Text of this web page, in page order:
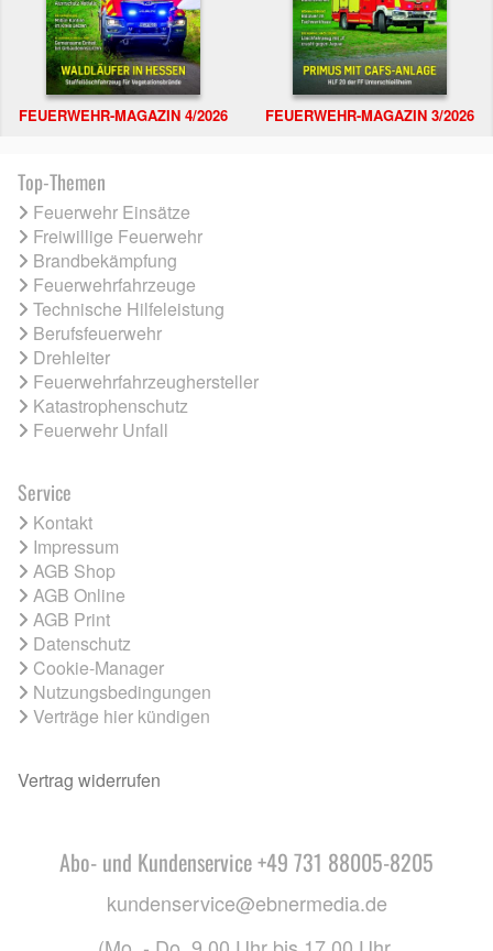
FEUERWEHR-MAGAZIN 4/2026 FEUERWEHR-MAGAZIN 3/2026
Top-Themen
Feuerwehr Einsätze
Freiwillige Feuerwehr
Brandbekämpfung
Feuerwehrfahrzeuge
Technische Hilfeleistung
Berufsfeuerwehr
Drehleiter
Feuerwehrfahrzeughersteller
Katastrophenschutz
Feuerwehr Unfall
Service
Kontakt
Impressum
AGB Shop
AGB Online
AGB Print
Datenschutz
Cookie-Manager
Nutzungsbedingungen
Verträge hier kündigen
Vertrag widerrufen
Abo- und Kundenservice +49 731 88005-8205
kundenservice@ebnermedia.de